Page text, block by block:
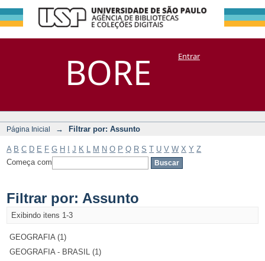
BORE
Filtrar por:
Assunto
DSpace/Manakin + CoriscoEntrar
Página Inicial → Filtrar por: Assunto
A B C D E F G H J K M N O P Q R S T U V W X Y Z
Começa com
Filtrar por: Assunto
Exibindo itens 1-3
GEOGRAFIA (1)
GEOGRAFIA - BRASIL (1)